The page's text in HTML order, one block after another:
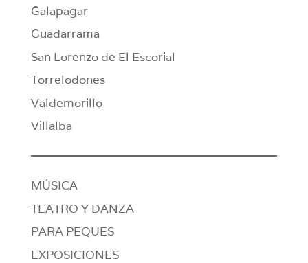
Galapagar
Guadarrama
San Lorenzo de El Escorial
Torrelodones
Valdemorillo
Villalba
MÚSICA
TEATRO Y DANZA
PARA PEQUES
EXPOSICIONES